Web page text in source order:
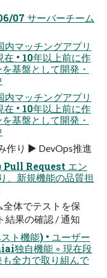
07 サーバーチーム
マッチングアプリ
• 10年以上前に作
基盤として開発・
マッチングアプリ
• 10年以上前に作
基盤として開発・
作り ▶ DevOps推進
Pull Request エン
、新規機能の品質担
全体でテストを保
結果の確認 / 通知
ト機能) • ユーザー
独自機能 ◦ 現在段
全力で取り組んで